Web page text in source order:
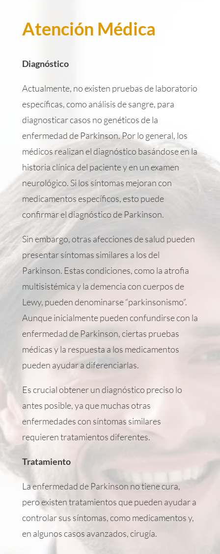
Atención Médica
Diagnóstico
Actualmente, no existen pruebas de laboratorio
específicas, como análisis de sangre, para
diagnosticar casos no genéticos de la
enfermedad de Parkinson. Por lo general, los
médicos realizan el diagnóstico basándose en la
historia clínica del paciente y en un examen
neurológico. Si los síntomas mejoran con
medicamentos específicos, esto puede
confirmar el diagnóstico de Parkinson.
Sin embargo, otras afecciones de salud pueden
presentar síntomas similares a los del
Parkinson. Estas condiciones, como la atrofia
multisistémica y la demencia con cuerpos de
Lewy, pueden denominarse “parkinsonismo”.
Aunque inicialmente pueden confundirse con la
enfermedad de Parkinson, ciertas pruebas
médicas y la respuesta a los medicamentos
pueden ayudar a diferenciarlas.
Es crucial obtener un diagnóstico preciso lo
antes posible, ya que muchas otras
enfermedades con síntomas similares
requieren tratamientos diferentes.
Tratamiento
La enfermedad de Parkinson no tiene cura,
pero existen tratamientos que pueden ayudar a
controlar sus síntomas, como medicamentos y,
en algunos casos avanzados, cirugía.